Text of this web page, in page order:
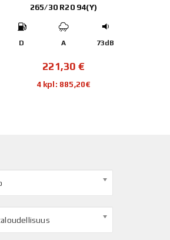
265/30 R20 94(Y)
D A 73dB
221,30 €
4 kpl: 885,20€